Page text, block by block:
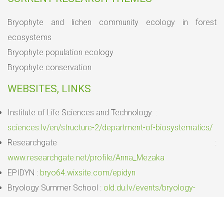
Bryophyte and lichen community ecology in forest
ecosystems
Bryophyte population ecology
Bryophyte conservation
WEBSITES, LINKS
Institute of Life Sciences and Technology: :
sciences.lv/en/structure-2/department-of-biosystematics/
Researchgate :
www.researchgate.net/profile/Anna_Mezaka
EPIDYN : bryo64.wixsite.com/epidyn
Bryology Summer School : old.du.lv/events/bryology-